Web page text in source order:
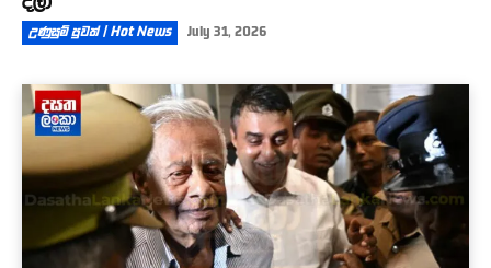
උණුසුම් පුවත් | Hot News July 31, 2026